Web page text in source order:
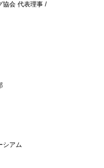
協会 代表理事 /
シアム